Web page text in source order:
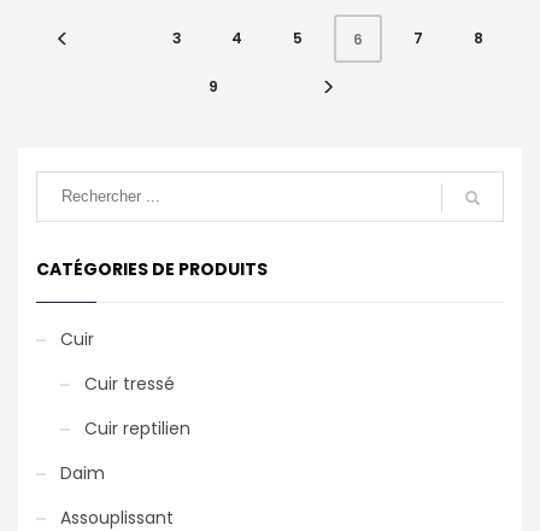
3 4 5 6 7 8
9
CATÉGORIES DE PRODUITS
Cuir
Cuir tressé
Cuir reptilien
Daim
Assouplissant